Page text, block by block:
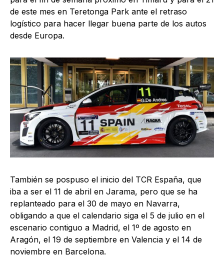
de este mes en Teretonga Park ante el retraso
logístico para hacer llegar buena parte de los autos
desde Europa.
También se pospuso el inicio del TCR España, que
iba a ser el 11 de abril en Jarama, pero que se ha
replanteado para el 30 de mayo en Navarra,
obligando a que el calendario siga el 5 de julio en el
escenario contiguo a Madrid, el 1º de agosto en
Aragón, el 19 de septiembre en Valencia y el 14 de
noviembre en Barcelona.